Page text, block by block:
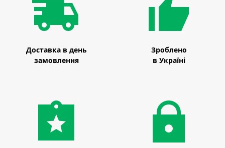
Доставка в день
замовлення
Зроблено
в Україні